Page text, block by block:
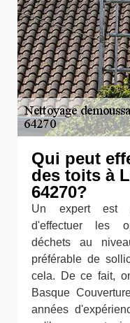
Qui peut
des toits à
64270?
Un expert est
d'effectuer les
déchets au
préférable de
cela. De ce fait,
Basque
années